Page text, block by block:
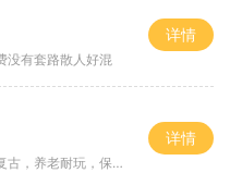
没有套路散人好混
详情
养老耐玩，保底回収
详情